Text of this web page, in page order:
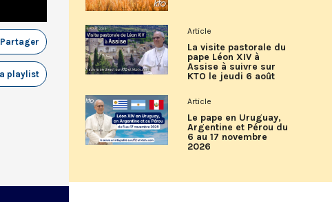
Partager
playlist
Article
La visite pastorale du
pape Léon XIV à
Assise à suivre sur
KTO le jeudi 6 août
Article
Le pape en Uruguay,
Argentine et Pérou du
6 au 17 novembre
2026